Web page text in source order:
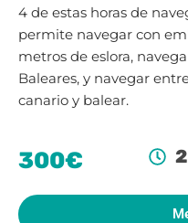
4 de estas horas de
permite navegar con
metros de eslora,
Baleares, y navegar
canario y balear.
300€